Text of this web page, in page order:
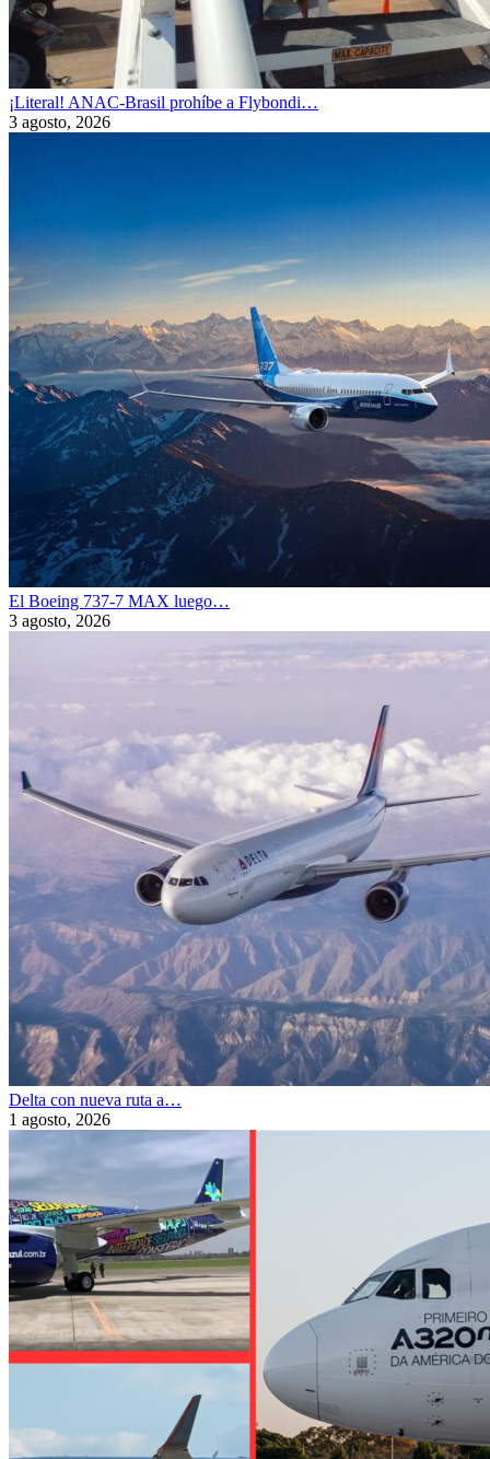
¡Literal! ANAC-Brasil prohíbe a Flybondi…
3 agosto, 2026
El Boeing 737-7 MAX luego…
3 agosto, 2026
Delta con nueva ruta a…
1 agosto, 2026